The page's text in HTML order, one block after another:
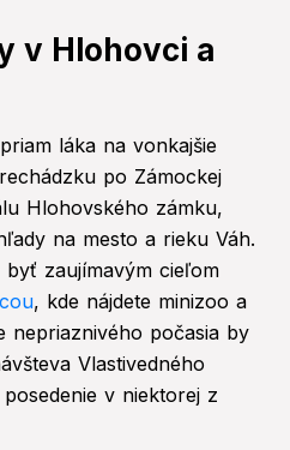
v Hlohovci a
láka na vonkajšie
po Zámockej
Hlohovského zámku,
na mesto a rieku Váh.
zaujímavým cieľom
, kde nájdete minizoo a
nepriaznivého počasia by
Vlastivedného
v niektorej z